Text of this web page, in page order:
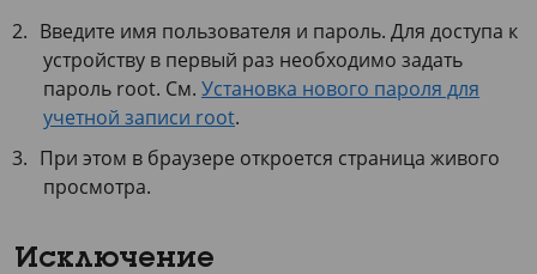
Введите имя пользователя и пароль. Для доступа к
устройству в первый раз необходимо задать
пароль root. См. Установка нового пароля для
учетной записи root.
При этом в браузере откроется страница живого
просмотра.
Исключение